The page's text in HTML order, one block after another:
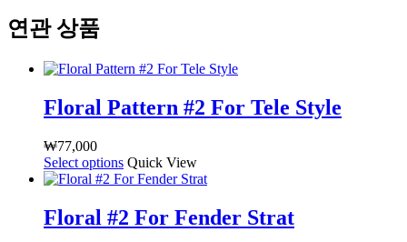
연관 상품
Floral Pattern #2 For Tele Style
₩77,000
Select options 여
러
품
Quick View
Floral #2 For Fender Strat